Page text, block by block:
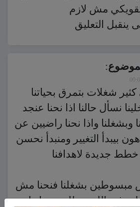
مش لازم
ينقبل التعليق
:
شغلات بتمرق بحياتنا
نسأل حالنا اذا نحنا عنجد
وبشغلنا واذا نحنا راضيين عن
بيبدأ التغيير ومنبدأ نحسن
خطط جديدة لاهدافنا
مبسوطين بشغلنا فنحنا مش
غير اللي مطلوب منا واهم